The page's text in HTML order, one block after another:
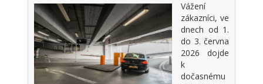
Vážení
zákazníci, ve
dnech od 1.
do 3. června
2026 dojde
k
dočasnému